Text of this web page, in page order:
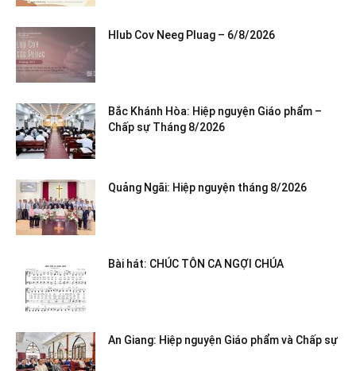
Hlub Cov Neeg Pluag – 6/8/2026
Bắc Khánh Hòa: Hiệp nguyện Giáo phẩm –
Chấp sự Tháng 8/2026
Quảng Ngãi: Hiệp nguyện tháng 8/2026
Bài hát: CHÚC TÔN CA NGỢI CHÚA
An Giang: Hiệp nguyện Giáo phẩm và Chấp sự